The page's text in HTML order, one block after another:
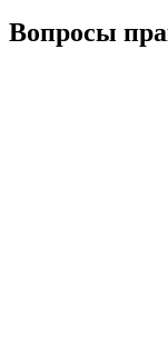
Вопросы